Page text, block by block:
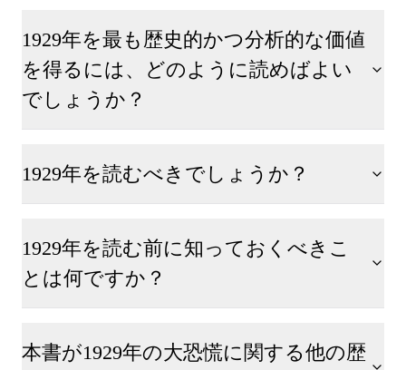
1929年を最も歴史的かつ分析的な価値
を得るには、どのように読めばよい
でしょうか？
1929年を読むべきでしょうか？
1929年を読む前に知っておくべきこ
とは何ですか？
本書が1929年の大恐慌に関する他の歴